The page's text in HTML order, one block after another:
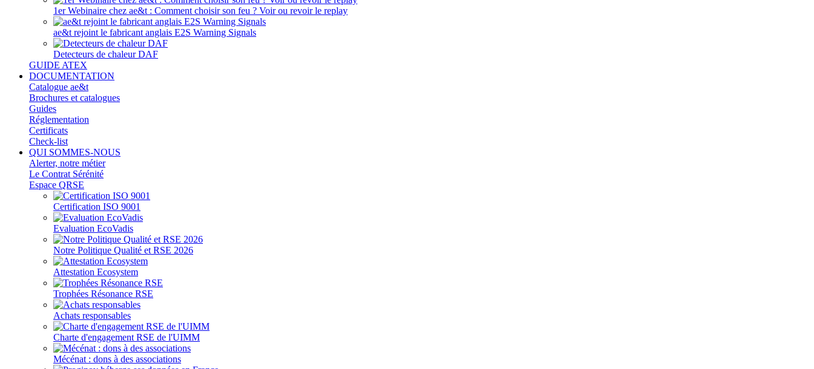
1er Webinaire chez ae&t : Comment choisir son feu ? Voir ou revoir le replay
ae&t rejoint le fabricant anglais E2S Warning Signals
Detecteurs de chaleur DAF
GUIDE ATEX
DOCUMENTATION
Catalogue ae&t
Brochures et catalogues
Guides
Réglementation
Certificats
Check-list
QUI SOMMES-NOUS
Alerter, notre métier
Le Contrat Sérénité
Espace QRSE
Certification ISO 9001
Evaluation EcoVadis
Notre Politique Qualité et RSE 2026
Attestation Ecosystem
Trophées Résonance RSE
Achats responsables
Charte d'engagement RSE de l'UIMM
Mécénat : dons à des associations